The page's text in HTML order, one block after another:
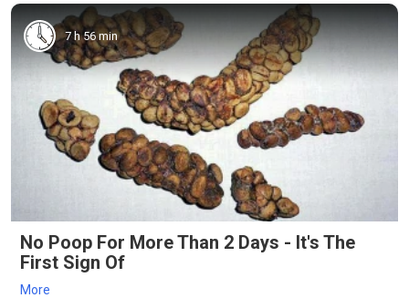
7 h 56 min
No Poop For More Than 2 Days - It's The
First Sign Of
More